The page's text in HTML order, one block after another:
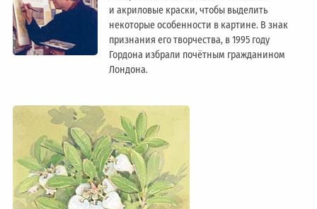
и акриловые краски, чтобы выделить
некоторые особенности в картине. В знак
признания его творчества, в 1995 году
Гордона избрали почётным гражданином
Лондонa.